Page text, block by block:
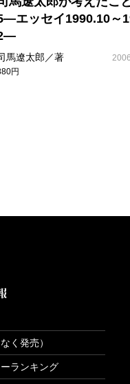
エッセイ1990.10～
馬遼太郎／著
円
く発売）
ランキング